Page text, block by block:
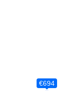
€694